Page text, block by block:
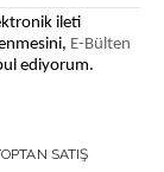
ileti
E-Bülten
ediyorum.
SATIŞ